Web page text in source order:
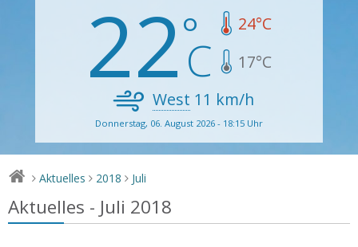
22 24°C
17°C
West 11 km/h
Donnerstag, 06. August 2026 - 18:15 Uhr
> Aktuelles > 2018 > Juli
Aktuelles - Juli 2018